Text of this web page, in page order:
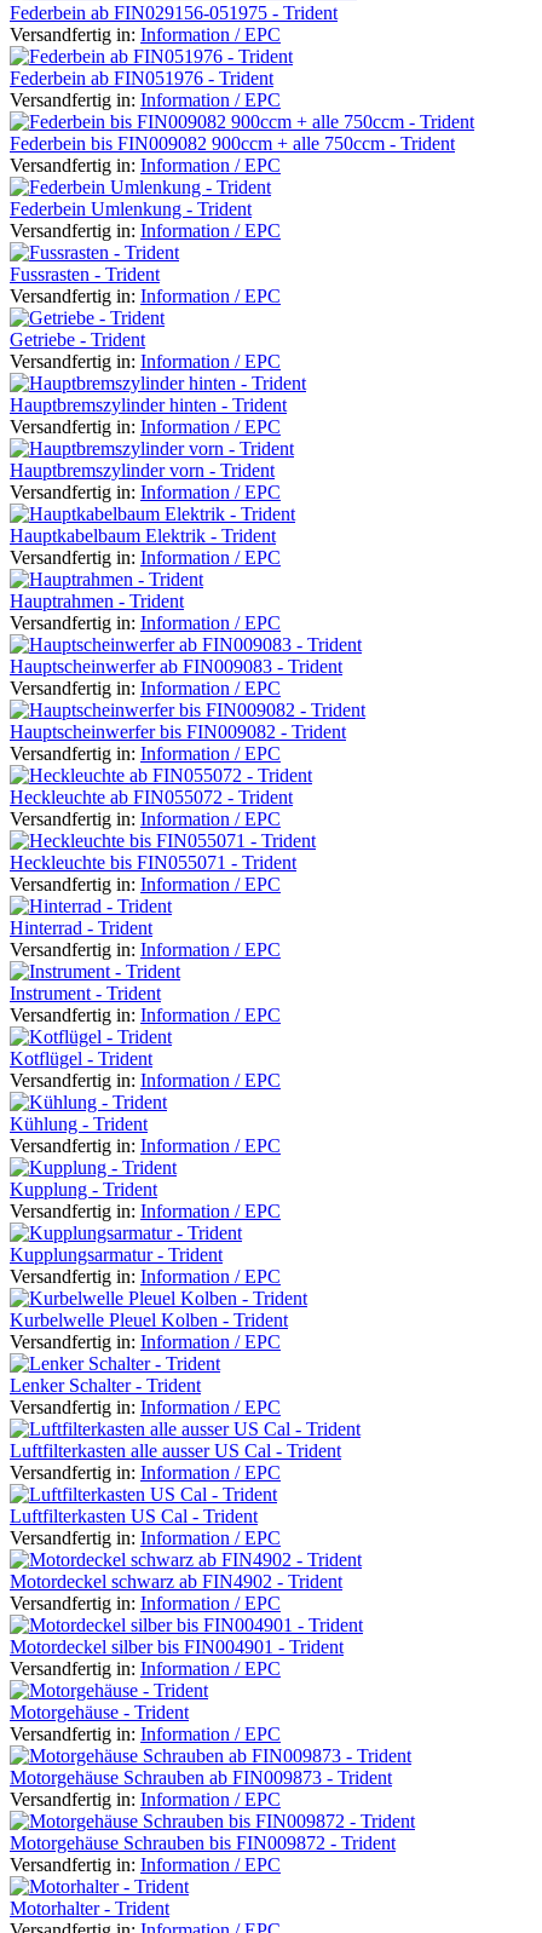
Federbein ab FIN029156-051975 - Trident
Versandfertig in: Information / EPC
Federbein ab FIN051976 - Trident
Versandfertig in: Information / EPC
Federbein bis FIN009082 900ccm + alle 750ccm - Trident
Versandfertig in: Information / EPC
Federbein Umlenkung - Trident
Versandfertig in: Information / EPC
Fussrasten - Trident
Versandfertig in: Information / EPC
Getriebe - Trident
Versandfertig in: Information / EPC
Hauptbremszylinder hinten - Trident
Versandfertig in: Information / EPC
Hauptbremszylinder vorn - Trident
Versandfertig in: Information / EPC
Hauptkabelbaum Elektrik - Trident
Versandfertig in: Information / EPC
Hauptrahmen - Trident
Versandfertig in: Information / EPC
Hauptscheinwerfer ab FIN009083 - Trident
Versandfertig in: Information / EPC
Hauptscheinwerfer bis FIN009082 - Trident
Versandfertig in: Information / EPC
Heckleuchte ab FIN055072 - Trident
Versandfertig in: Information / EPC
Heckleuchte bis FIN055071 - Trident
Versandfertig in: Information / EPC
Hinterrad - Trident
Versandfertig in: Information / EPC
Instrument - Trident
Versandfertig in: Information / EPC
Kotflügel - Trident
Versandfertig in: Information / EPC
Kühlung - Trident
Versandfertig in: Information / EPC
Kupplung - Trident
Versandfertig in: Information / EPC
Kupplungsarmatur - Trident
Versandfertig in: Information / EPC
Kurbelwelle Pleuel Kolben - Trident
Versandfertig in: Information / EPC
Lenker Schalter - Trident
Versandfertig in: Information / EPC
Luftfilterkasten alle ausser US Cal - Trident
Versandfertig in: Information / EPC
Luftfilterkasten US Cal - Trident
Versandfertig in: Information / EPC
Motordeckel schwarz ab FIN4902 - Trident
Versandfertig in: Information / EPC
Motordeckel silber bis FIN004901 - Trident
Versandfertig in: Information / EPC
Motorgehäuse - Trident
Versandfertig in: Information / EPC
Motorgehäuse Schrauben ab FIN009873 - Trident
Versandfertig in: Information / EPC
Motorgehäuse Schrauben bis FIN009872 - Trident
Versandfertig in: Information / EPC
Motorhalter - Trident